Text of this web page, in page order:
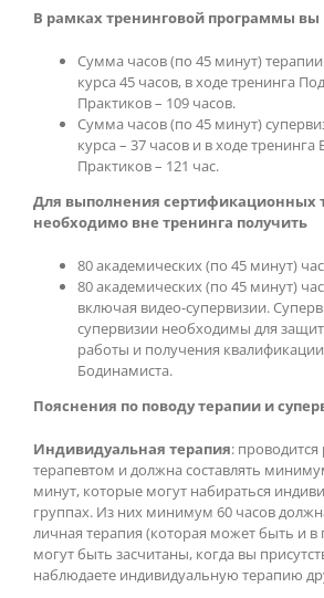
В рамках тренинговой программы вы
Сумма часов (по 45 минут) терапии
курса 45 часов, в ходе тренинга
Практиков – 109 часов.
Сумма часов (по 45 минут)
курса – 37 часов и в ходе
Практиков – 121 час.
Для выполнения сертификационных
необходимо вне тренинга получить
80 академических (по 45 минут)
80 академических (по 45 минут)
включая видео-супервизии.
супервизии необходимы для
работы и получения
Бодинамиста.
Пояснения по поводу терапии и
Индивидуальная терапия:
терапевтом и должна составлять
минут, которые могут набираться
группах. Из них минимум 60 часов
личная терапия (которая может быть и в
могут быть засчитаны, когда вы
наблюдаете индивидуальную терапию